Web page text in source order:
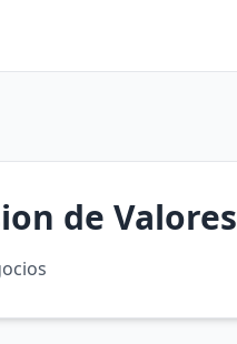
de Valores